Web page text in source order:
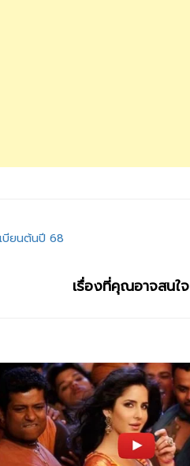
บียนต้นปี 68
เรื่องที่คุณอาจสนใจ